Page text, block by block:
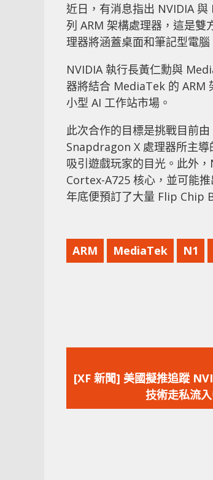
近日，有消息指出 NVIDIA
列 ARM 架構處理器，這是
理器將涵蓋桌面和筆記型電
NVIDIA 執行長黃仁勳與
器將結合 MediaTek 的 ARM
小型 AI 工作站市場。
此次合作的目標是挑戰目前
Snapdragon X 處理器所主
吸引遊戲玩家的目光。此外
Cortex-A725 核心，並可能
年底便預訂了大量 Flip Chip
ARM MediaTek N1
一
篇
文
[XF 新聞] 美國擬推追蹤
技術走私流